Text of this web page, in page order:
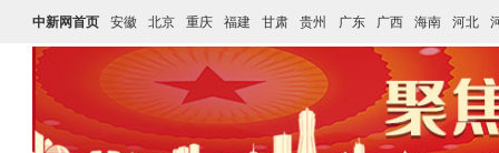
中新网首页 安徽 北京 重庆 福建 甘肃 贵州 广东 广西 海南 河北